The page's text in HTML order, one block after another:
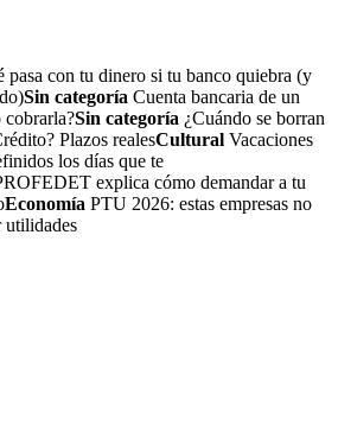
pasa con tu dinero si tu banco quiebra (y
Sin categoría Cuenta bancaria de un
Sin categoría ¿Cuándo se borran
Plazos realesCultural Vacaciones
los días que te
explica cómo demandar a tu
Economía PTU 2026: estas empresas no
utilidades